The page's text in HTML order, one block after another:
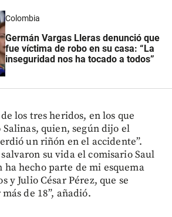
Colombia
Germán Vargas Lleras denunció que
fue víctima de robo en su casa: “La
inseguridad nos ha tocado a todos”
los tres heridos, en los que
quien, según dijo el
un riñón en el accidente”.
su vida el comisario Saul
hecho parte de mi esquema
y Julio César Pérez, que se
de 18”, añadió.